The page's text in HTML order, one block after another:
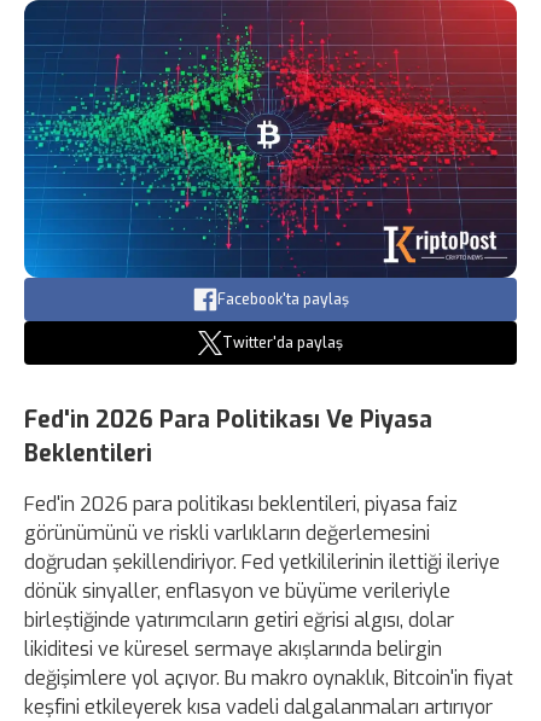
Facebook'ta paylaş
Twitter'da paylaş
Fed'in 2026 Para Politikası Ve Piyasa
Beklentileri
Fed'in 2026 para politikası beklentileri, piyasa faiz
görünümünü ve riskli varlıkların değerlemesini
doğrudan şekillendiriyor. Fed yetkililerinin ilettiği ileriye
dönük sinyaller, enflasyon ve büyüme verileriyle
birleştiğinde yatırımcıların getiri eğrisi algısı, dolar
likiditesi ve küresel sermaye akışlarında belirgin
değişimlere yol açıyor. Bu makro oynaklık, Bitcoin'in fiyat
keşfini etkileyerek kısa vadeli dalgalanmaları artırıyor